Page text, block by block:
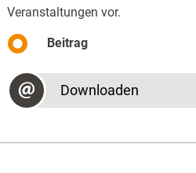
Veranstaltungen vor.
Beitrag
Downloaden